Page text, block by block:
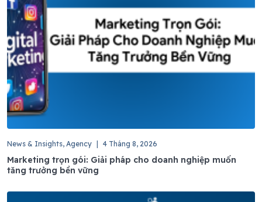
News & Insights, Agency 4 Tháng 8, 2026
Marketing trọn gói: Giải pháp cho doanh nghiệp muốn
tăng trưởng bền vững